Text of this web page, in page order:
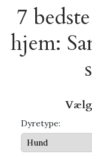
7
hjem:
Dyretype: